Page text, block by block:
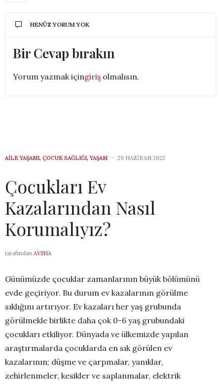
HENÜZ YORUM YOK
Bir Cevap bırakın
Yorum yazmak içingiriş olmalısın.
AILE YAŞAMI, ÇOCUK SAĞLIĞI, YAŞAM 29 HAZIRAN 2022
Çocukları Ev
Kazalarından Nasıl
Korumalıyız?
tarafından AYSHA
Günümüzde çocuklar zamanlarının büyük bölümünü
evde geçiriyor. Bu durum ev kazalarının görülme
sıklığını artırıyor. Ev kazaları her yaş grubunda
görülmekle birlikte daha çok 0-6 yaş grubundaki
çocukları etkiliyor. Dünyada ve ülkemizde yapılan
araştırmalarda çocuklarda en sık görülen ev
kazalarının; düşme ve çarpmalar, yanıklar,
zehirlenmeler, kesikler ve saplanmalar, elektrik